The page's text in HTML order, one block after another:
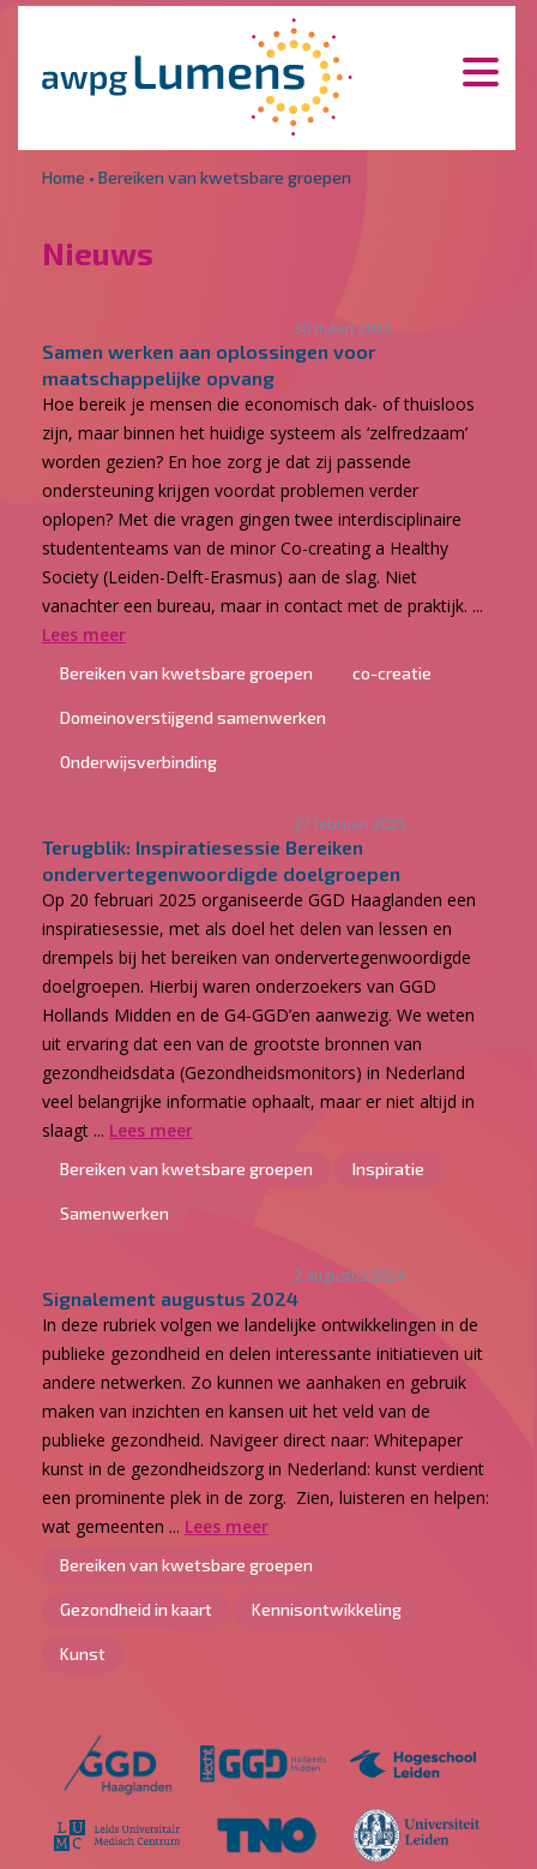
Home • Bereiken van kwetsbare groepen
Nieuws
30 maart 2026
Samen werken aan oplossingen voor
maatschappelijke opvang
Hoe bereik je mensen die economisch dak- of thuisloos
zijn, maar binnen het huidige systeem als ‘zelfredzaam’
worden gezien? En hoe zorg je dat zij passende
ondersteuning krijgen voordat problemen verder
oplopen? Met die vragen gingen twee interdisciplinaire
studententeams van de minor Co-creating a Healthy
Society (Leiden-Delft-Erasmus) aan de slag. Niet
vanachter een bureau, maar in contact met de praktijk. ...
Lees meer
Bereiken van kwetsbare groepen co-creatie
Domeinoverstijgend samenwerken
Onderwijsverbinding
27 februari 2025
Terugblik: Inspiratiesessie Bereiken
ondervertegenwoordigde doelgroepen
Op 20 februari 2025 organiseerde GGD Haaglanden een
inspiratiesessie, met als doel het delen van lessen en
drempels bij het bereiken van ondervertegenwoordigde
doelgroepen. Hierbij waren onderzoekers van GGD
Hollands Midden en de G4-GGD’en aanwezig. We weten
uit ervaring dat een van de grootste bronnen van
gezondheidsdata (Gezondheidsmonitors) in Nederland
veel belangrijke informatie ophaalt, maar er niet altijd in
slaagt ... Lees meer
Bereiken van kwetsbare groepen Inspiratie
Samenwerken
2 augustus 2024
Signalement augustus 2024
In deze rubriek volgen we landelijke ontwikkelingen in de
publieke gezondheid en delen interessante initiatieven uit
andere netwerken. Zo kunnen we aanhaken en gebruik
maken van inzichten en kansen uit het veld van de
publieke gezondheid. Navigeer direct naar: Whitepaper
kunst in de gezondheidszorg in Nederland: kunst verdient
een prominente plek in de zorg. Zien, luisteren en helpen:
wat gemeenten ... Lees meer
Bereiken van kwetsbare groepen
Gezondheid in kaart Kennisontwikkeling
Kunst